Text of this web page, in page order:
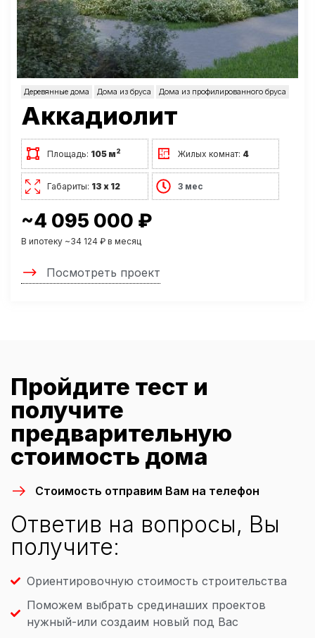
Деревянные дома Дома из бруса Дома из профилированного бруса
Аккадиолит
Площадь: 105 м2 Жилых комнат: 4
Габариты: 13 х 12 3 мес
~4 095 000 ₽
В ипотеку ~34 124 ₽ в месяц
Посмотреть проект
Пройдите тест и
получите
предварительную
стоимость дома
Стоимость отправим Вам на телефон
Ответив на вопросы, Вы
получите:
Ориентировочную стоимость строительства
Поможем выбрать срединаших проектов
нужный-или создаим новый под Вас